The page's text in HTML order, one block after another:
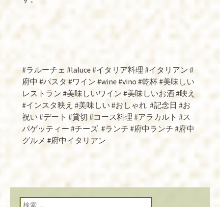
#ラルーチェ #laluce #イタリア料理 #イタリアン #
府中 #パスタ #ワイン #wine #vino #乾杯 #美味しい
レストラン #美味しいワイン #美味しいお酒 #映え
#インスタ映え #美味しい #おしゃれ #記念日 #お
祝い #デート #貸切 #コース料理 #アラカルト #ス
パゲッティー #チーズ #ランチ #府中ランチ #府中
グルメ #府中イタリアン
検索: